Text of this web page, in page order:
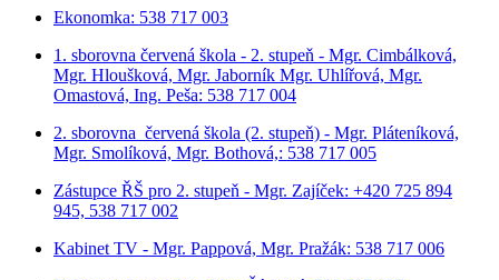
Ekonomka: 538 717 003
1. sborovna červená škola - 2. stupeň - Mgr. Cimbálková,
Mgr. Hloušková, Mgr. Jaborník Mgr. Uhlířová, Mgr.
Omastová, Ing. Peša: 538 717 004
2. sborovna červená škola (2. stupeň) - Mgr. Pláteníková,
Mgr. Smolíková, Mgr. Bothová,: 538 717 005
Zástupce ŘŠ pro 2. stupeň - Mgr. Zajíček: +420 725 894
945, 538 717 002
Kabinet TV - Mgr. Pappová, Mgr. Pražák: 538 717 006